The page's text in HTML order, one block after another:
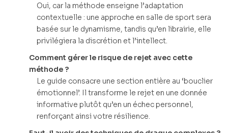
Oui, car la méthode enseigne l’adaptation
contextuelle : une approche en salle de sport sera
basée sur le dynamisme, tandis qu’en librairie, elle
privilégiera la discrétion et l’intellect.
Comment gérer le risque de rejet avec cette
méthode ?
Le guide consacre une section entière au ‘bouclier
émotionnel’. Il transforme le rejet en une donnée
informative plutôt qu’en un échec personnel,
renforçant ainsi votre résilience.